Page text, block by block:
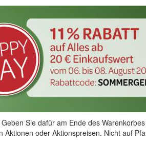
Sie dafür am Ende des
oder Aktionspreisen. Nicht auf